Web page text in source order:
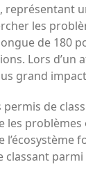
représentant
les
de 180
Lors
grand
permis de
les
classant